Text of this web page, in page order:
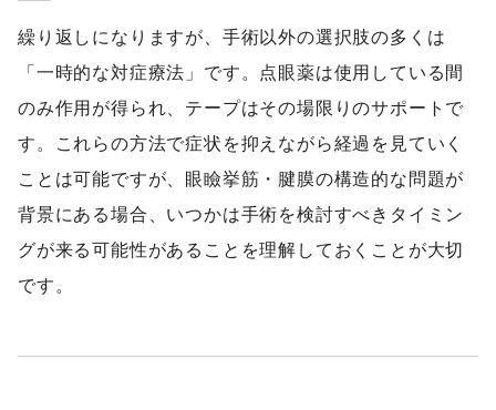
繰り返しになりますが、手術以外の選択肢の多くは
「一時的な対症療法」です。点眼薬は使用している間
のみ作用が得られ、テープはその場限りのサポートで
す。これらの方法で症状を抑えながら経過を見ていく
ことは可能ですが、眼瞼挙筋・腱膜の構造的な問題が
背景にある場合、いつかは手術を検討すべきタイミン
グが来る可能性があることを理解しておくことが大切
です。